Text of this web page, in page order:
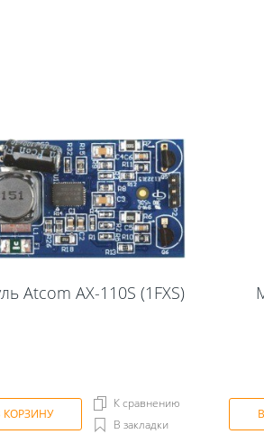
Atcom AX-110S (1FXS)
КОРЗИНУ
К сравнению
В закладки